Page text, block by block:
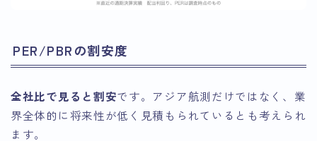
PER/PBRの割安度
全社比で見ると割安です。アジア航測だけではなく、業
界全体的に将来性が低く見積もられているとも考えられ
ます。